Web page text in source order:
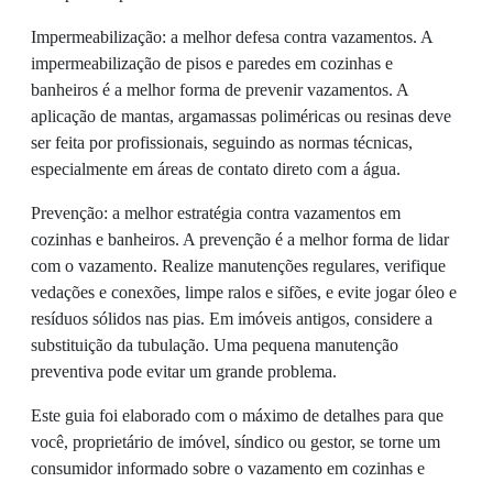
Impermeabilização: a melhor defesa contra vazamentos. A
impermeabilização de pisos e paredes em cozinhas e
banheiros é a melhor forma de prevenir vazamentos. A
aplicação de mantas, argamassas poliméricas ou resinas deve
ser feita por profissionais, seguindo as normas técnicas,
especialmente em áreas de contato direto com a água.
Prevenção: a melhor estratégia contra vazamentos em
cozinhas e banheiros. A prevenção é a melhor forma de lidar
com o vazamento. Realize manutenções regulares, verifique
vedações e conexões, limpe ralos e sifões, e evite jogar óleo e
resíduos sólidos nas pias. Em imóveis antigos, considere a
substituição da tubulação. Uma pequena manutenção
preventiva pode evitar um grande problema.
Este guia foi elaborado com o máximo de detalhes para que
você, proprietário de imóvel, síndico ou gestor, se torne um
consumidor informado sobre o vazamento em cozinhas e